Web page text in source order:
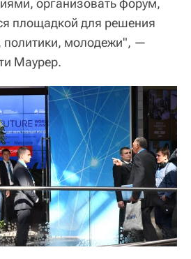
организовать форум,
площадкой для решения
политики, молодежи", —
Маурер.